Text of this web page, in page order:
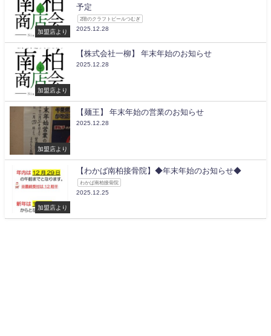
加盟店より
予定
2階のクラフトビールつむぎ
2025.12.28
加盟店より
【株式会社一柳】 年末年始のお知らせ
2025.12.28
加盟店より
【麺王】 年末年始の営業のお知らせ
2025.12.28
加盟店より
【わかば南柏接骨院】◆年末年始のお知らせ◆
わかば南柏接骨院
2025.12.25